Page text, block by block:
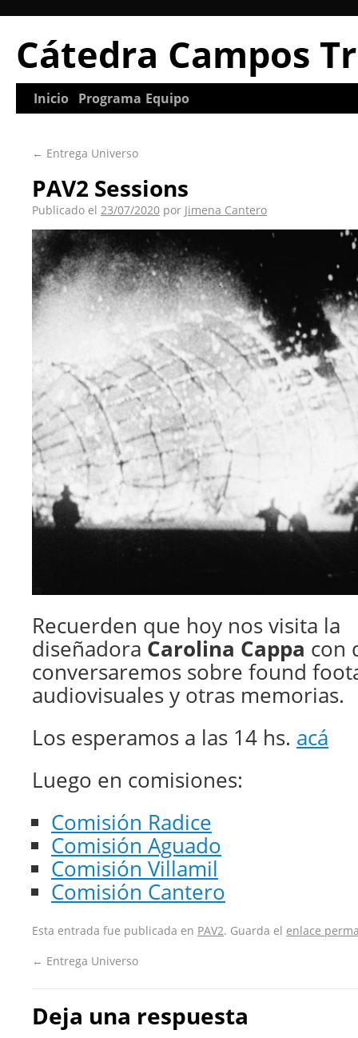
Cátedra Campos
Inicio Programa Equipo
← Entrega Universo
PAV2 Sessions
Publicado el 23/07/2020 por Jimena Cantero
Recuerden que hoy nos visita la
diseñadora Carolina Cappa con
conversaremos sobre found
audiovisuales y otras memorias.
Los esperamos a las 14 hs. acá
Luego en comisiones:
Comisión Radice
Comisión Aguado
Comisión Villamil
Comisión Cantero
Esta entrada fue publicada en PAV2. Guarda el enlace
← Entrega Universo
Deja una respuesta